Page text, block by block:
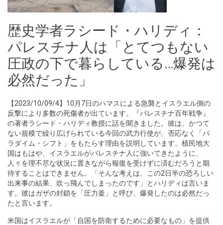
歴史学者ラシード・ハリディ：
パレスチナ人は「とてつもない
圧政の下で暮らしている…爆発は
必然だった」
【2023/10/09/4】10月7日のハマスによる急襲とイスラエル側の
反撃により多数の死傷者が出ています。『パレスチナ百年戦争』
の著者ラシード・ハリディ教授に話を聞きました。彼は、かつて
ない規模で繰り広げられている今回の武力行使が、否応なく「パ
ラダイム・シフト」をもたらす理由を説明しています。植民地大
国はもはや、イスラエルがパレスチナ人に強いてきたように、
人々を理不尽な状況に置きながら報復を受けずに済むだろうと期
待することはできません。「そんな考えは、この2日半の恐ろしい
出来事の結果、吹っ飛んでしまったのです」とハリディは言いま
す。彼はガザの封鎖を「圧力釜」と呼び、爆発したのは必然だっ
たと言います。
米国はイスラエルが「自国を防衛するために必要なもの」を提供